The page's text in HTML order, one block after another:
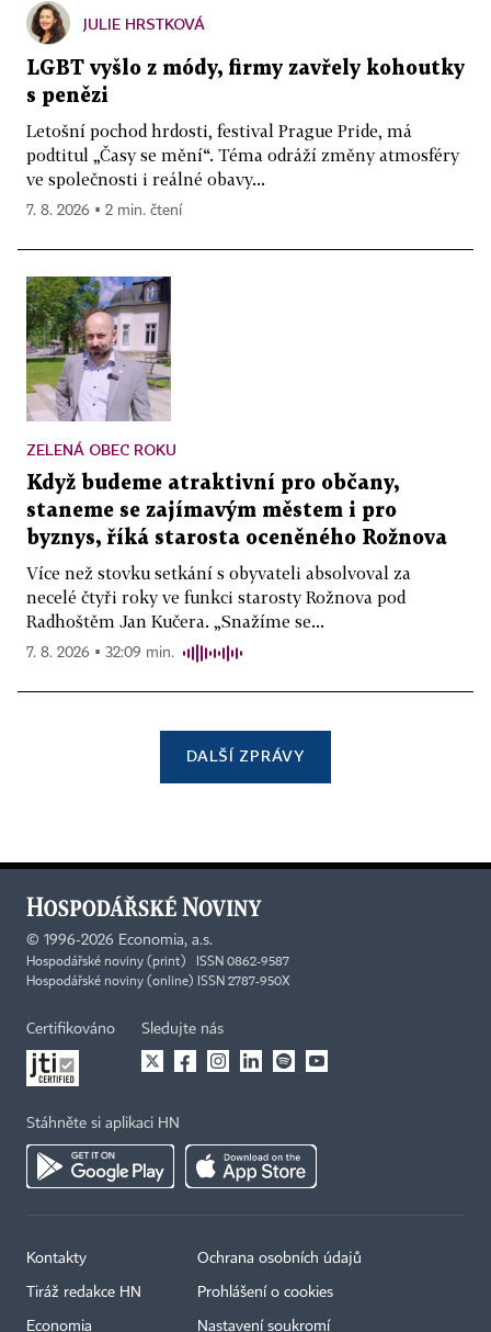
JULIE HRSTKOVÁ
LGBT vyšlo z módy, firmy zavřely kohoutky
s penězi
Letošní pochod hrdosti, festival Prague Pride, má
podtitul „Časy se mění“. Téma odráží změny atmosféry
ve společnosti i reálné obavy...
7. 8. 2026 ▪ 2 min. čtení
ZELENÁ OBEC ROKU
Když budeme atraktivní pro občany,
staneme se zajímavým městem i pro
byznys, říká starosta oceněného Rožnova
Více než stovku setkání s obyvateli absolvoval za
necelé čtyři roky ve funkci starosty Rožnova pod
Radhoštěm Jan Kučera. „Snažíme se...
7. 8. 2026 ▪ 32:09 min.
DALŠÍ ZPRÁVY
© 1996-2026 Economia, a.s.
Hospodářské noviny (print) ISSN 0862-9587
Hospodářské noviny (online) ISSN 2787-950X
Certifikováno Sledujte nás
Stáhněte si aplikaci HN
Kontakty
Tiráž redakce HN
Economia
Ochrana osobních údajů
Prohlášení o cookies
Nastavení soukromí